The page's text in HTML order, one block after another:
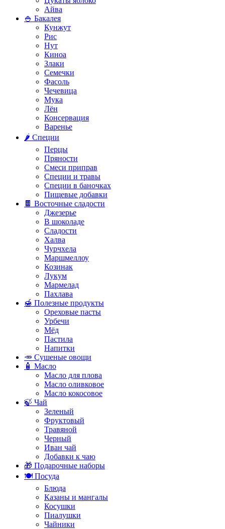
Айва
🍚 Бакалея
Кунжут
Рис
Нут
Киноа
Злаки
Семечки
Фасоль
Чечевица
Мука
Лён
Консервация
Варенье
🌶️ Специи
Перцы
Пряности
Смеси приправ
Специи и травы
Специи в баночках
Пищевые добавки
🍫 Восточные сладости
Джезерье
В шоколаде
Сладости
Халва
Чурчхела
Маршмеллоу
Козинак
Лукум
Мармелад
Пахлава
🍯 Полезные продукты
Ореховые пасты
Урбечи
Мёд
Пастила
Напитки
🥕 Сушеные овощи
🧴 Масло
Масло для плова
Масло оливковое
Масло кокосовое
🍃 Чай
Зеленый
Фруктовый
Травяной
Черный
Иван чай
Добавки к чаю
🎁 Подарочные наборы
🍽️ Посуда
Блюда
Казаны и мангалы
Косушки
Пиалушки
Чайники